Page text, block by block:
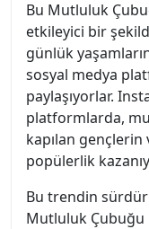
Bu Mutluluk
etkileyici bir
günlük
sosyal medya
paylaşıyorlar.
platformlarda,
kapılan gençlerin
popülerlik
Bu trendin
Mutluluk Çubuğu